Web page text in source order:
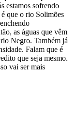
estamos sofrendo
que o rio Solimões
as águas que vêm
Negro. Também já
Falam que é
que seja mesmo.
vai ser mais